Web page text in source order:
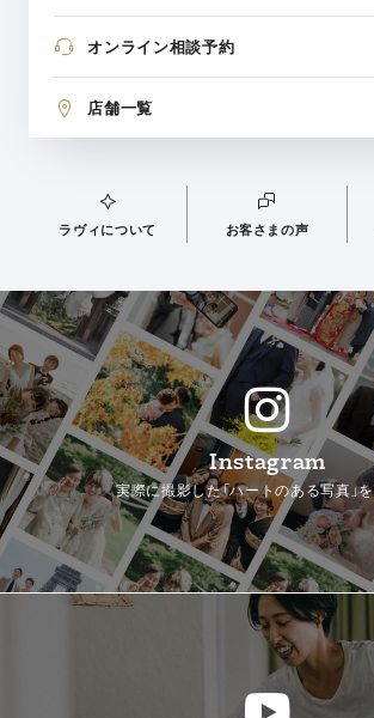
オンライン相談予約
店舗一覧
ラヴィについて お客さまの声
Instagram
実際に撮影した「ハートのある写真」